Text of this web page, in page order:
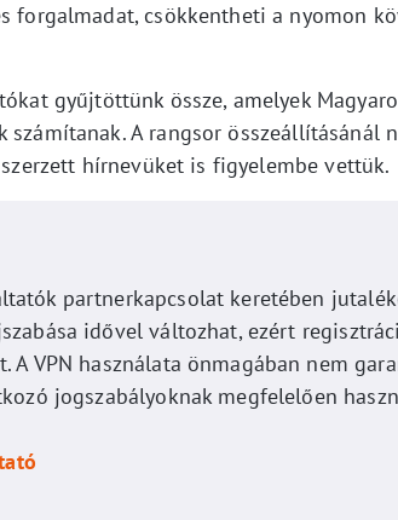
forgalmadat, csökkentheti a nyomon
gyűjtöttünk össze, amelyek
A rangsor
hírnevüket is figyelembe vettük.
partnerkapcsolat keretében
idővel változhat, ezért
VPN használata önmagában nem
jogszabályoknak megfelelően